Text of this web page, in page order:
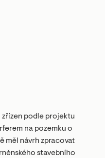
podle projektu
na pozemku o
měl návrh zpracovat
stavebního